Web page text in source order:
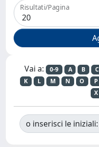
Risultati/Pagina
Vai a: 0-9 A B C
K
L M N O P
X
o inserisci le iniziali: